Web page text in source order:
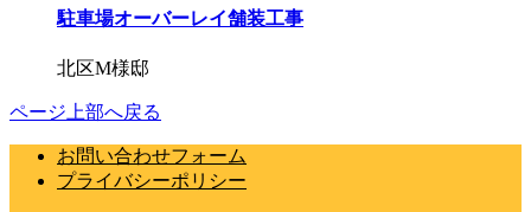
駐車場オーバーレイ舗装工事
北区M様邸
ページ上部へ戻る
お問い合わせフォーム
プライバシーポリシー